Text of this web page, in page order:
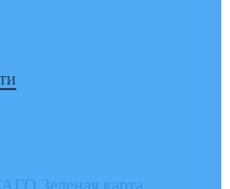
Зеленая карта